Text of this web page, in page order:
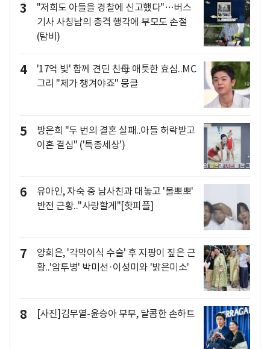
3
"저희도 아들을 경찰에 신고했다"…버스
기사 사칭남의 충격 행각에 부모도 손절
(탐비)
4
'17억 빚' 함께 견딘 친母 애틋한 효심..MC
그리 "제가 챙겨야죠" 뭉클
5
방은희 "두 번의 결혼 실패..아들 허락받고
이혼 결심" ('특종세상')
6
유아인, 자숙 중 남사친과 대놓고 '볼뽀뽀'
반전 근황.."사랑할게"[핫피플]
7
양희은, '각막이식 수술' 후 지팡이 짚은 근
황..'암투병' 박미선·이성미와 '밝은미소'
8 [사진]김무열-윤승아 부부, 달콤한 손하트